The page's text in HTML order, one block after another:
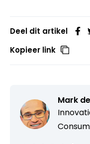
Deel dit artikel
Kopieer link
Mark